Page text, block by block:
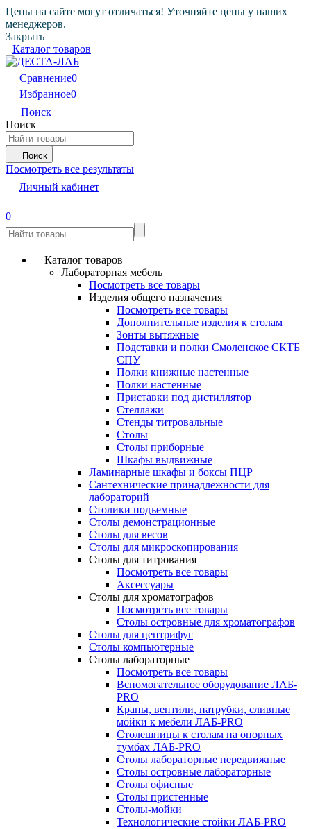
Цены на сайте могут отличаться! Уточняйте цены у наших
менеджеров.
Закрыть
Каталог товаров
Сравнение0
Избранное0
Поиск
Поиск
Поиск
Посмотреть все результаты
Личный кабинет
0
Каталог товаров
Лабораторная мебель
Посмотреть все товары
Изделия общего назначения
Посмотреть все товары
Дополнительные изделия к столам
Зонты вытяжные
Подставки и полки Смоленское СКТБ
СПУ
Полки книжные настенные
Полки настенные
Приставки под дистиллятор
Стеллажи
Стенды титровальные
Столы
Столы приборные
Шкафы выдвижные
Ламинарные шкафы и боксы ПЦР
Сантехнические принадлежности для
лабораторий
Столики подъемные
Столы демонстрационные
Столы для весов
Столы для микроскопирования
Столы для титрования
Посмотреть все товары
Аксессуары
Столы для хроматографов
Посмотреть все товары
Столы островные для хроматографов
Столы для центрифуг
Столы компьютерные
Столы лабораторные
Посмотреть все товары
Вспомогательное оборудование ЛАБ-
PRO
Краны, вентили, патрубки, сливные
мойки к мебели ЛАБ-PRO
Столешницы к столам на опорных
тумбах ЛАБ-PRO
Столы лабораторные передвижные
Столы островные лабораторные
Столы офисные
Столы пристенные
Столы-мойки
Технологические стойки ЛАБ-PRO